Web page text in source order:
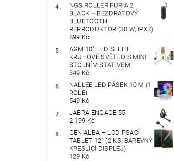
NGS ROLLER FURIA 2
BLACK – BEZDRÁTOVÝ
BLUETOOTH
REPRODUKTOR (30 W, IPX7)
899 Kč
AGM 10" LED SELFIE
KRUHOVÉ SVĚTLO S MINI
STOLNÍM STATIVEM
349 Kč
NALLEE LED PÁSEK 10 M (1
ROLE)
549 Kč
JABRA ENGAGE 55
2 199 Kč
GENIALBA – LCD PSACÍ
TABLET 12" (2 KS, BAREVNÝ
KRESLICÍ DISPLEJ)
129 Kč